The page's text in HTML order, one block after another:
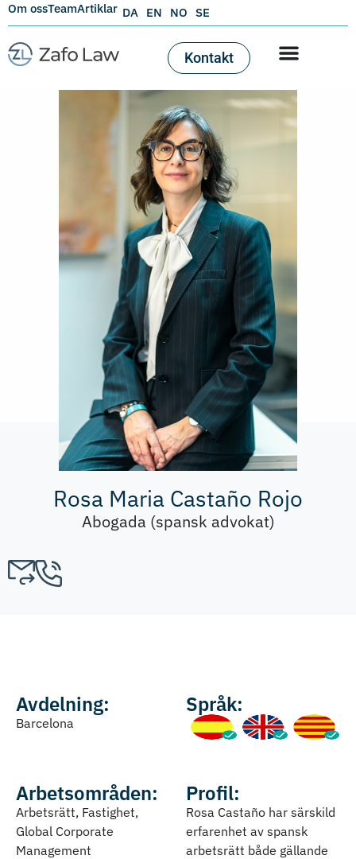
Om ossTeamArtiklar DA EN NO SE
Kontakt
Rosa Maria Castaño Rojo
Abogada (spansk advokat)
Avdelning:
Barcelona
Språk:
Arbetsområden:
Arbetsrätt, Fastighet,
Global Corporate
Management
Profil:
Rosa Castaño har särskild
erfarenhet av spansk
arbetsrätt både gällande